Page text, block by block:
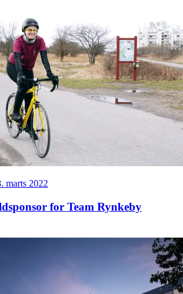
marts 2022
for Team Rynkeby